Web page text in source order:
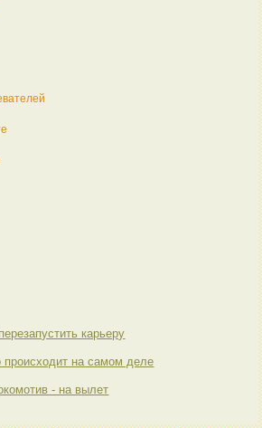
карьеру
происходит на самом деле
- на вылет